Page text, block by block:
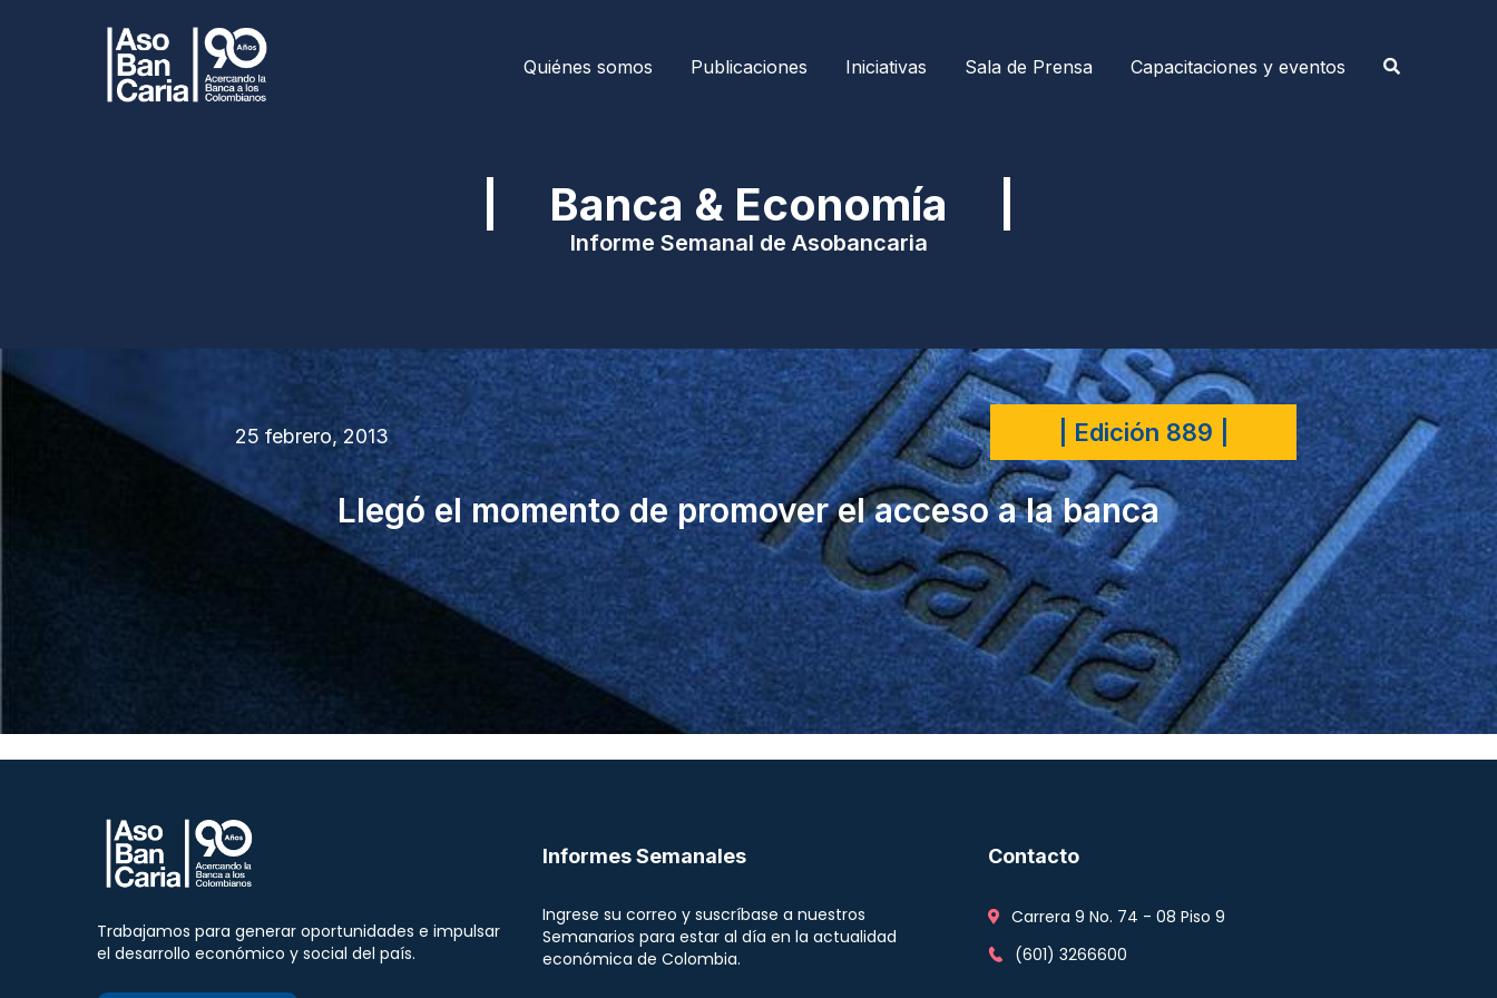
Quiénes somos Publicaciones Iniciativas Sala de Prensa Capacitaciones y eventos
| Banca & Economía |
Informe Semanal de Asobancaria
25 febrero, 2013 | Edición 889 |
Llegó el momento de promover el acceso a la banca
Trabajamos para generar oportunidades e impulsar
el desarrollo económico y social del país.
Informes Semanales
Ingrese su correo y suscríbase a nuestros
Semanarios para estar al día en la actualidad
económica de Colombia.
Contacto
Carrera 9 No. 74 - 08 Piso 9
(601) 3266600